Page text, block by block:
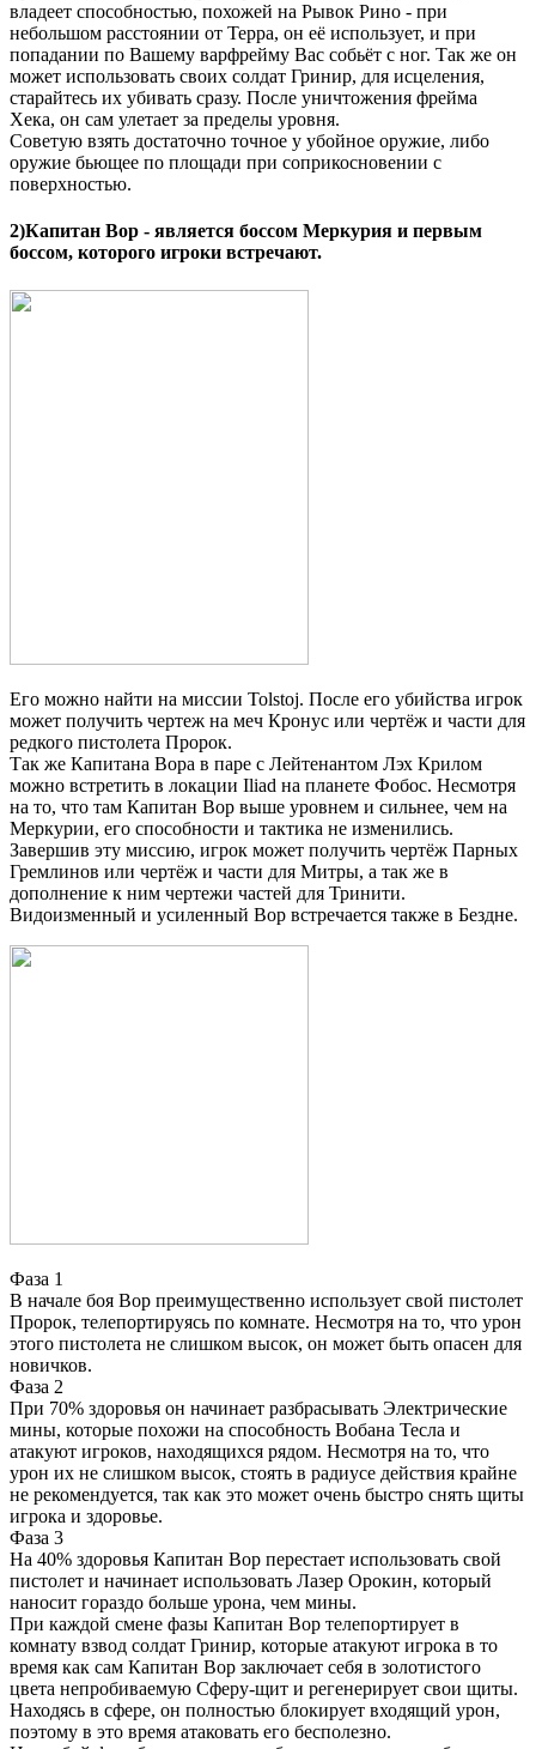
владеет способностью, похожей на Рывок Рино - при
небольшом расстоянии от Терра, он её использует, и при
попадании по Вашему варфрейму Вас собьёт с ног. Так же он
может использовать своих солдат Гринир, для исцеления,
старайтесь их убивать сразу. После уничтожения фрейма
Хека, он сам улетает за пределы уровня.
Советую взять достаточно точное у убойное оружие, либо
оружие бьющее по площади при соприкосновении с
поверхностью.
2)Капитан Вор - является боссом Меркурия и первым
боссом, которого игроки встречают.
Его можно найти на миссии Tolstoj. После его убийства игрок
может получить чертеж на меч Кронус или чертёж и части для
редкого пистолета Пророк.
Так же Капитана Вора в паре с Лейтенантом Лэх Крилом
можно встретить в локации Iliad на планете Фобос. Несмотря
на то, что там Капитан Вор выше уровнем и сильнее, чем на
Меркурии, его способности и тактика не изменились.
Завершив эту миссию, игрок может получить чертёж Парных
Гремлинов или чертёж и части для Митры, а так же в
дополнение к ним чертежи частей для Тринити.
Видоизменный и усиленный Вор встречается также в Бездне.
Фаза 1
В начале боя Вор преимущественно использует свой пистолет
Пророк, телепортируясь по комнате. Несмотря на то, что урон
этого пистолета не слишком высок, он может быть опасен для
новичков.
Фаза 2
При 70% здоровья он начинает разбрасывать Электрические
мины, которые похожи на способность Вобана Тесла и
атакуют игроков, находящихся рядом. Несмотря на то, что
урон их не слишком высок, стоять в радиусе действия крайне
не рекомендуется, так как это может очень быстро снять щиты
игрока и здоровье.
Фаза 3
На 40% здоровья Капитан Вор перестает использовать свой
пистолет и начинает использовать Лазер Орокин, который
наносит гораздо больше урона, чем мины.
При каждой смене фазы Капитан Вор телепортирует в
комнату взвод солдат Гринир, которые атакуют игрока в то
время как сам Капитан Вор заключает себя в золотистого
цвета непробиваемую Сферу-щит и регенерирует свои щиты.
Находясь в сфере, он полностью блокирует входящий урон,
поэтому в это время атаковать его бесполезно.